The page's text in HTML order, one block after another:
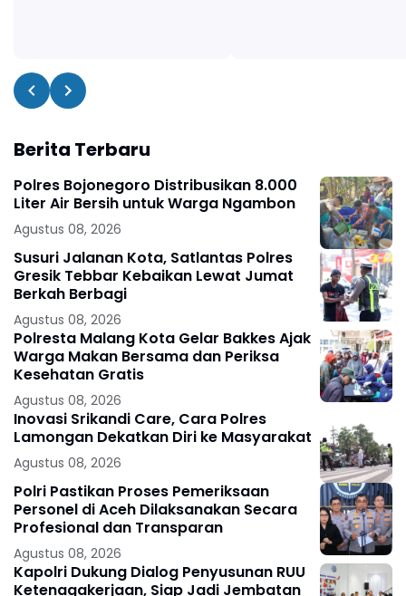
Berita Terbaru
Polres Bojonegoro Distribusikan 8.000
Liter Air Bersih untuk Warga Ngambon
Agustus 08, 2026
Susuri Jalanan Kota, Satlantas Polres
Gresik Tebbar Kebaikan Lewat Jumat
Berkah Berbagi
Agustus 08, 2026
Polresta Malang Kota Gelar Bakkes Ajak
Warga Makan Bersama dan Periksa
Kesehatan Gratis
Agustus 08, 2026
Inovasi Srikandi Care, Cara Polres
Lamongan Dekatkan Diri ke Masyarakat
Agustus 08, 2026
Polri Pastikan Proses Pemeriksaan
Personel di Aceh Dilaksanakan Secara
Profesional dan Transparan
Agustus 08, 2026
Kapolri Dukung Dialog Penyusunan RUU
Ketenagakerjaan, Siap Jadi Jembatan